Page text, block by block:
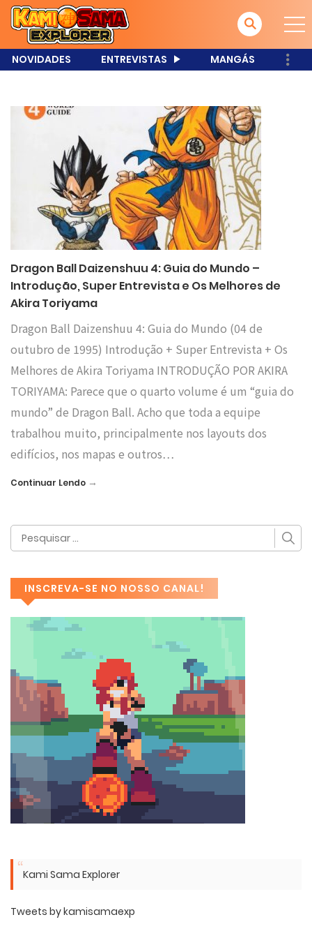
NOVIDADES ENTREVISTAS MANGÁS
Dragon Ball Daizenshuu 4: Guia do Mundo –
Introdução, Super Entrevista e Os Melhores de
Akira Toriyama
Dragon Ball Daizenshuu 4: Guia do Mundo (04 de
outubro de 1995) Introdução + Super Entrevista + Os
Melhores de Akira Toriyama INTRODUÇÃO POR AKIRA
TORIYAMA: Parece que o quarto volume é um “guia do
mundo” de Dragon Ball. Acho que toda a equipe
trabalhou muito, principalmente nos layouts dos
edifícios, nos mapas e outros…
Continuar Lendo →
INSCREVA-SE NO NOSSO CANAL!
Kami Sama Explorer
Tweets by kamisamaexp